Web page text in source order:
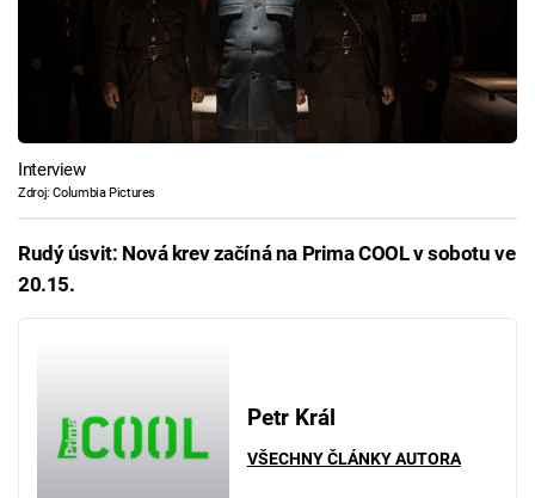
Interview
Zdroj: Columbia Pictures
Rudý úsvit: Nová krev začíná na Prima COOL v sobotu ve
20.15.
Petr Král
VŠECHNY ČLÁNKY AUTORA